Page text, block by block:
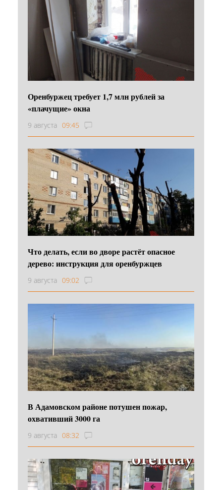
Оренбуржец требует 1,7 млн рублей за
«плачущие» окна
9 августа 09:45
Что делать, если во дворе растёт опасное
дерево: инструкция для оренбуржцев
9 августа 09:02
В Адамовском районе потушен пожар,
охвативший 3000 га
9 августа 08:32